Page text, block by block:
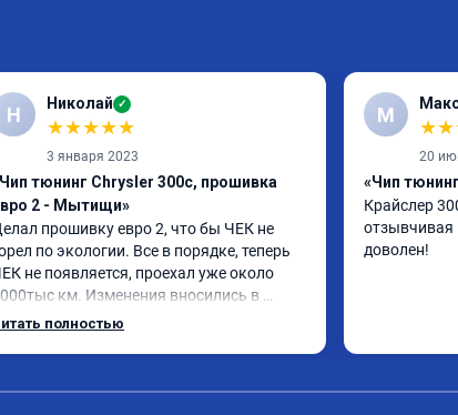
Н Николай ✓
★★★★★
3 января 2023
тюнинг Chrysler 300c, прошивка
2 - Мытищи»
прошивку евро 2, что бы ЧЕК не
по экологии. Все в порядке, теперь
не появляется, проехал уже около
км. Изменения вносились в
прошивку, потом программу
полностью
М
★★
20
«Чип
Крайслер
отзывчивая
доволен!